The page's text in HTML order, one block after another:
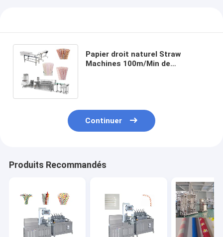
Papier droit naturel Straw
Machines 100m/Min de
Continuer
Produits Recommandés